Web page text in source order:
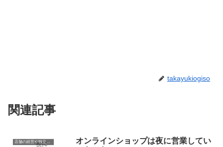
takayukiogiso
関連記事
店舗の経営や独立関係の話
オンラインショップは夜に営業してい